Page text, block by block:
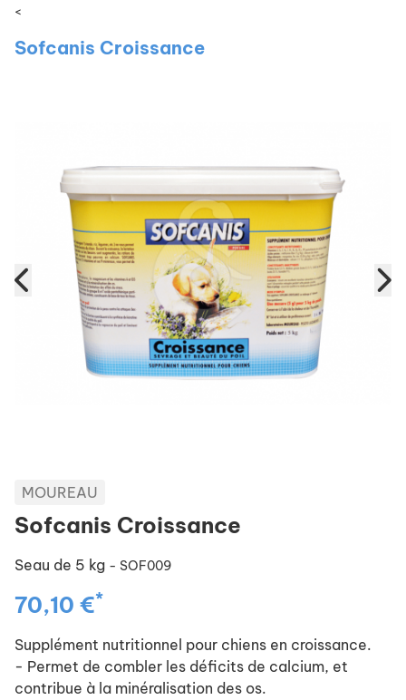
<
Sofcanis Croissance
MOUREAU
Sofcanis Croissance
Seau de 5 kg - SOF009
70,10 €*
Supplément nutritionnel pour chiens en croissance.
- Permet de combler les déficits de calcium, et
contribue à la minéralisation des os.